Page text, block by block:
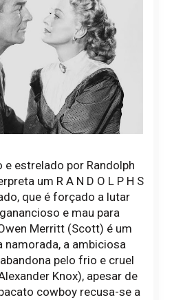
estrelado por Randolph
um R A N D O L P H S
que é forçado a lutar
e mau para
Merritt (Scott) é um
namorada, a ambiciosa
pelo frio e cruel
Knox), apesar de
cowboy recusa-se a